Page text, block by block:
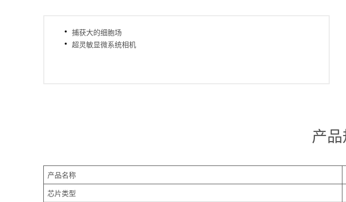
捕获大的细胞场
超灵敏显微系统相机
产
产品名称
芯片类型